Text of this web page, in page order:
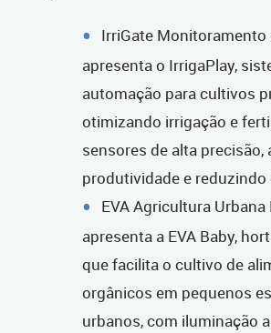
IrriGate Monitoramento
apresenta o IrrigaPlay,
automação para cultivos
otimizando irrigação e
sensores de alta precisão,
produtividade e reduzindo
EVA Agricultura Urbana
apresenta a EVA Baby,
que facilita o cultivo de
orgânicos em pequenos
urbanos, com iluminação